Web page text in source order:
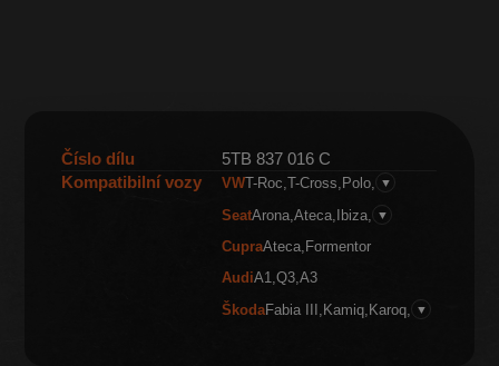
Číslo dílu
5TB 837 016 C
Kompatibilní vozy
VWT-Roc T-Cross Polo ▼
SeatArona Ateca Ibiza ▼
CupraAteca Formentor
AudiA1 Q3 A3
ŠkodaFabia III Kamiq Karoq ▼